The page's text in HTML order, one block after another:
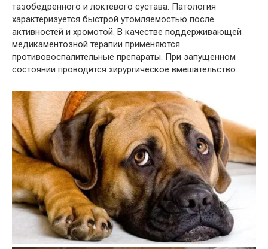
тазобедренного и локтевого сустава. Патология
характеризуется быстрой утомляемостью после
активностей и хромотой. В качестве поддерживающей
медикаментозной терапии применяются
противовоспалительные препараты. При запущенном
состоянии проводится хирургическое вмешательство.